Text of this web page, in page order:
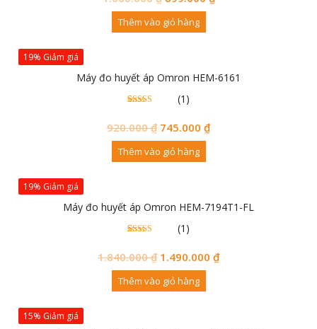
Thêm vào giỏ hàng
19% Giảm giá
Máy đo huyết áp Omron HEM-6161
giá
(1)
920.000₫ 745.000 ₫
Thêm vào giỏ hàng
19% Giảm giá
Máy đo huyết áp Omron HEM-7194T1-FL
giá
(1)
1.840.000₫ 1.490.000 ₫
Thêm vào giỏ hàng
15% Giảm giá